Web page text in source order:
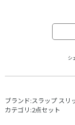
シ
ブランド:スラップ スリ
カテゴリ:2点セット